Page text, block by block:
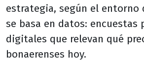
estrategia, según el entorno
se basa en datos: encuestas
digitales que relevan qué
bonaerenses hoy.